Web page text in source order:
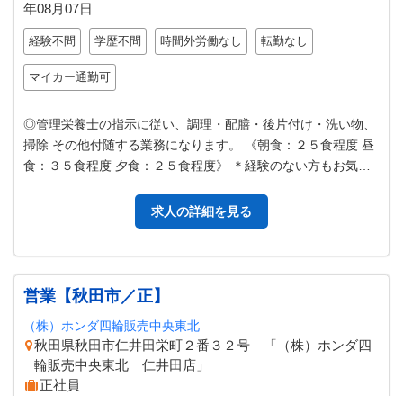
年08月07日
経験不問 学歴不問 時間外労働なし 転勤なし
マイカー通勤可
◎管理栄養士の指示に従い、調理・配膳・後片付け・洗い物、
掃除 その他付随する業務になります。 《朝食：２５食程度 昼
食：３５食程度 夕食：２５食程度》 ＊経験のない方もお気軽
求人の詳細を見る
営業【秋田市／正】
（株）ホンダ四輪販売中央東北
秋田県秋田市仁井田栄町２番３２号 「（株）ホンダ四
輪販売中央東北 仁井田店」
正社員